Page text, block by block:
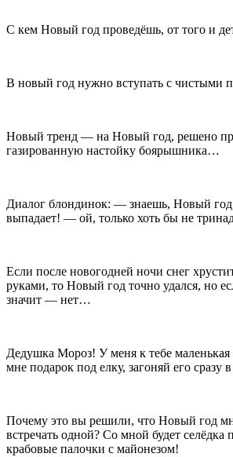
С кем Новый год проведёшь, от того и
В новый год нужно вступать с чистыми
Новый тренд — на Новый год, решено
газированную настойку боярышника…
Диалог блондинок: — знаешь, Новый
выпадает! — ой, только хоть бы не
Если после новогодней ночи снег
руками, то Новый год точно удался, но
значит — нет…
Дедушка Мороз! У меня к тебе маленькая
мне подарок под елку, загоняй его сразу
Почему это вы решили, что Новый год
встречать одной? Со мной будет селёдка
крабовые палочки с майонезом!